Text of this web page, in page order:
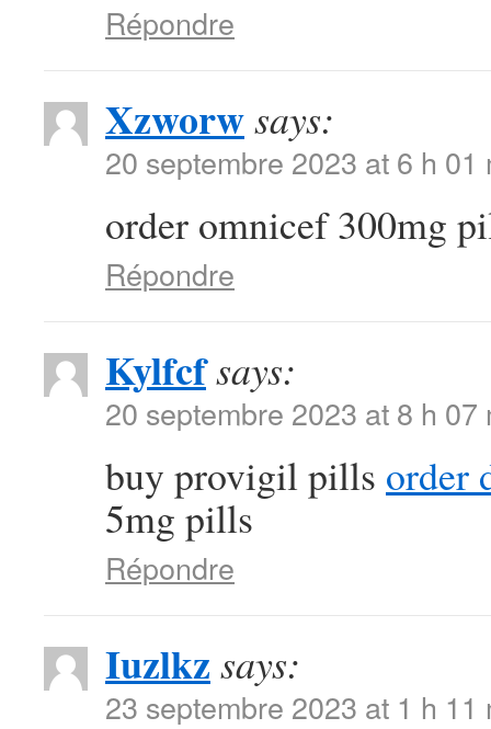
Répondre
Xzworwsays:
20 septembre 2023 at 6 h 01
order omnicef 300mg
Répondre
Kylfcfsays:
20 septembre 2023 at 8 h 07
buy provigil pills order
5mg pills
Répondre
Iuzlkz says:
23 septembre 2023 at 1 h 11